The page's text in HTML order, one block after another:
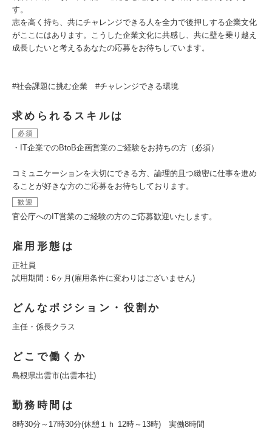
す。
志を高く持ち、共にチャレンジできる人を全力で後押しする企業文化
がここにはあります。こうした企業文化に共感し、共に壁を乗り越え
成長したいと考えるあなたの応募をお待ちしています。
#社会課題に挑む企業 #チャレンジできる環境
求められるスキルは
必須
・IT企業でのBtoB企画営業のご経験をお持ちの方（必須）
コミュニケーションを大切にできる方、論理的且つ緻密に仕事を進め
ることが好きな方のご応募をお待ちしております。
歓迎
官公庁へのIT営業のご経験の方のご応募歓迎いたします。
雇用形態は
正社員
試用期間：6ヶ月(雇用条件に変わりはございません)
どんなポジション・役割か
主任・係長クラス
どこで働くか
島根県出雲市(出雲本社)
勤務時間は
8時30分～17時30分(休憩１ｈ 12時～13時) 実働8時間